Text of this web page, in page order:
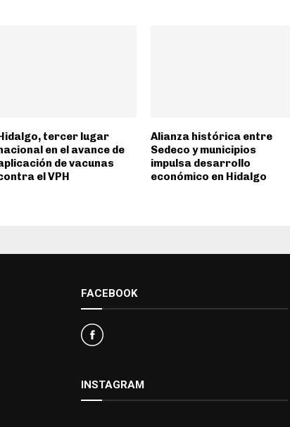
Hidalgo, tercer lugar
en el avance de
de vacunas
el VPH
Alianza histórica entre
Sedeco y municipios
impulsa desarrollo
económico en Hidalgo
FACEBOOK
INSTAGRAM